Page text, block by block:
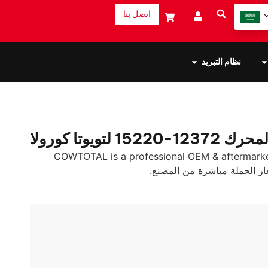
اتصل بنا
نظام التبريد
لتويوتا كورولا
COWTOTAL is a professional OEM &